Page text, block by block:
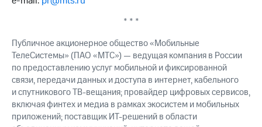
* * *
Публичное акционерное общество «Мобильные
ТелеСистемы» (ПАО «МТС») — ведущая компания в России
по предоставлению услуг мобильной и фиксированной
связи, передачи данных и доступа в интернет, кабельного
и спутникового ТВ-вещания; провайдер цифровых сервисов,
включая финтех и медиа в рамках экосистем и мобильных
приложений; поставщик ИТ-решений в области